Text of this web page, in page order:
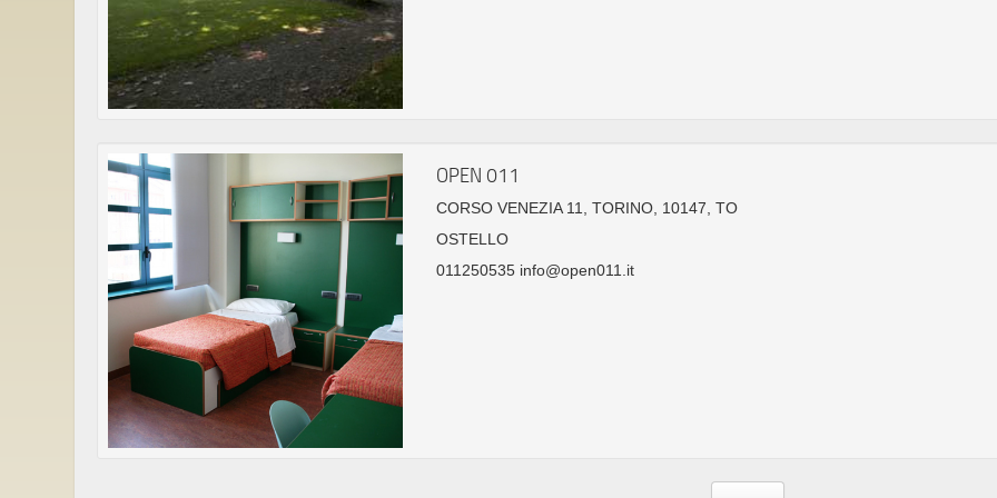
OPEN 011
CORSO VENEZIA 11, TORINO, 10147, TO
OSTELLO
011250535 info@open011.it